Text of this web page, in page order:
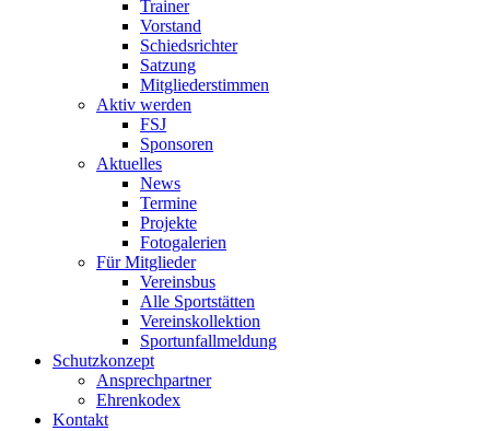
Trainer
Vorstand
Schiedsrichter
Satzung
Mitgliederstimmen
Aktiv werden
FSJ
Sponsoren
Aktuelles
News
Termine
Projekte
Fotogalerien
Für Mitglieder
Vereinsbus
Alle Sportstätten
Vereinskollektion
Sportunfallmeldung
Schutzkonzept
Ansprechpartner
Ehrenkodex
Kontakt